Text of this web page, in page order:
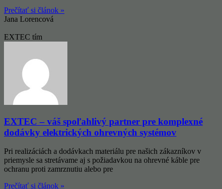
Prečítať si článok »
Jana Lorencová
EXTEC tím
EXTEC – váš spoľahlivý partner pre komplexné
dodávky elektrických ohrevných systémov
Pri realizáciách a dodávkach materiálu pre našich zákazníkov v
priemysle sa stretávame aj s požiadavkou na ohrevné káble pre
ochranu proti zamrznutiu alebo pre
Prečítať si článok »